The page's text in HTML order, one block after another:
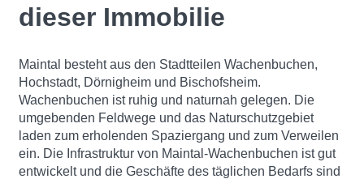
dieser Immobilie
Maintal besteht aus den Stadtteilen Wachenbuchen,
Hochstadt, Dörnigheim und Bischofsheim.
Wachenbuchen ist ruhig und naturnah gelegen. Die
umgebenden Feldwege und das Naturschutzgebiet
laden zum erholenden Spaziergang und zum Verweilen
ein. Die Infrastruktur von Maintal-Wachenbuchen ist gut
entwickelt und die Geschäfte des täglichen Bedarfs sind